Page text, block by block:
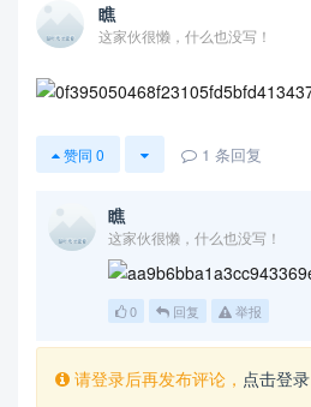
瞧
这家伙很懒，什么也没写！
赞同 0 1 条回复
瞧
这家伙很懒，什么也没写！
0 回复 举报
请登录后再发布评论， 点击登录